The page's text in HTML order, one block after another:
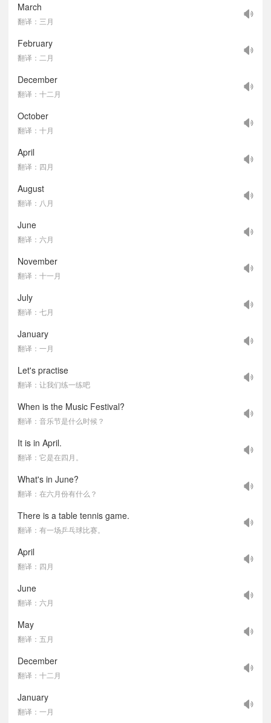
March
翻译：三月
February
翻译：二月
December
翻译：十二月
October
翻译：十月
April
翻译：四月
August
翻译：八月
June
翻译：六月
November
翻译：十一月
July
翻译：七月
January
翻译：一月
Let's practise
翻译：让我们练一练吧
When is the Music Festival?
翻译：音乐节是什么时候？
It is in April.
翻译：它是在四月。
What's in June?
翻译：在六月份有什么？
There is a table tennis game.
翻译：有一场乒乓球比赛。
April
翻译：四月
June
翻译：六月
May
翻译：五月
December
翻译：十二月
January
翻译：一月